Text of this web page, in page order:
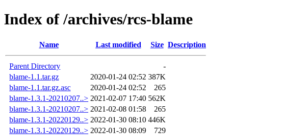
Index of /archives/rcs-blame
Name Last modified Size Description
Parent Directory
-
blame-1.1.tar.gz
2020-01-24 02:52 387K
blame-1.1.tar.gz.asc
2020-01-24 02:52
265
blame-1.3.1-20210207..> 2021-02-07 17:40 562K
blame-1.3.1-20210207..> 2021-02-08 01:58
265
blame-1.3.1-20220129..> 2022-01-30 08:10 446K
blame-1.3.1-20220129..> 2022-01-30 08:09
729